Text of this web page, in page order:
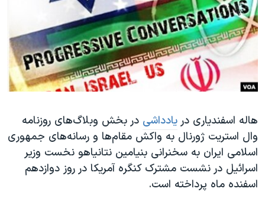
فرهنگ و زندگی
حقوق شهروندی
اقتصادی
علم و فناوری
گالری عکس
آرشیو پخش زنده
مستندها
انتخابات ریاست جمهوری آمریکا ۲۰۲۴
حمله جمهوری اسلامی به اسرائیل
رمز مهسا
اعتراضات زن، زندگی، آزادی
مجموعه مستندهای دادخواهی
تریبونال مردمی آبان ۹۸
دادگاه حمید نوری
دنبال کنید
زبانهای مختلف
هاله اسفندیاری در یادداشی در بخش وبلاگ‌های روزنامه
وال استریت ژورنال به واکش مقام‌ها و رسانه‌های جمهوری
اسلامی ایران به سخنرانی بنیامین نتانیاهو نخست وزیر
اسرائیل در نشست مشترک کنگره آمریکا در روز دوازدهم
اسفنده ماه پرداخته است.